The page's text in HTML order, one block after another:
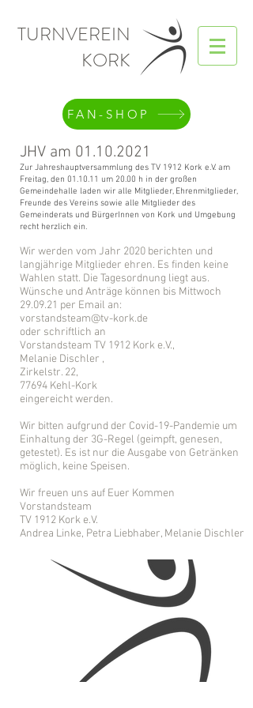
TURNVEREIN
KORK
FAN-SHOP
JHV am 01.10.2021
Zur Jahreshauptversammlung des TV 1912 Kork e.V. am
Freitag, den 01.10.11 um 20.00 h in der großen
Gemeindehalle laden wir alle Mitglieder, Ehrenmitglieder,
Freunde des Vereins sowie alle Mitglieder des
Gemeinderats und BürgerInnen von Kork und Umgebung
recht herzlich ein.
Wir werden vom Jahr 2020 berichten und
langjährige Mitglieder ehren. Es finden keine
Wahlen statt. Die Tagesordnung liegt aus.
Wünsche und Anträge können bis Mittwoch
29.09.21 per Email an:
vorstandsteam@tv-kork.de
oder schriftlich an
Vorstandsteam TV 1912 Kork e.V.,
Melanie Dischler ,
Zirkelstr. 22,
77694 Kehl-Kork
eingereicht werden.
Wir bitten aufgrund der Covid-19-Pandemie um
Einhaltung der 3G-Regel (geimpft, genesen,
getestet). Es ist nur die Ausgabe von Getränken
möglich, keine Speisen.
Wir freuen uns auf Euer Kommen
Vorstandsteam
TV 1912 Kork e.V.
Andrea Linke, Petra Liebhaber, Melanie Dischler